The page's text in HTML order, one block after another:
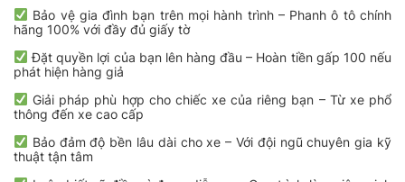
Bảo vệ gia đình bạn trên mọi hành trình – Phanh ô tô chính
hãng 100% với đầy đủ giấy tờ
Đặt quyền lợi của bạn lên hàng đầu – Hoàn tiền gấp 100 nếu
phát hiện hàng giả
Giải pháp phù hợp cho chiếc xe của riêng bạn – Từ xe phổ
thông đến xe cao cấp
Bảo đảm độ bền lâu dài cho xe – Với đội ngũ chuyên gia kỹ
thuật tận tâm